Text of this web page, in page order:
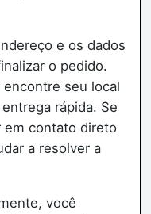
e os dados
o pedido.
seu local
rápida. Se
em contato direto
a resolver a
você